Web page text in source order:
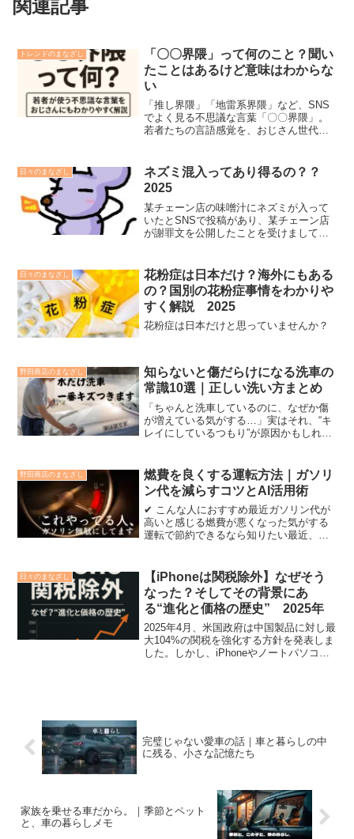
関連記事
トレンドのまなざし
「〇〇界隈」って何のこと？聞い
たことはあるけど意味はわからな
い
「推し界隈」「地雷系界隈」など、SNS
でよく見る不思議な言葉「〇〇界隈」。
若者たちの言語感覚を、おじさん世代に
日々のまなざし
ネズミ混入ってあり得るの？？
2025
某チェーン店の味噌汁にネズミが入って
いたとSNSで投稿があり、某チェーン店
が謝罪文を公開したことを受けまして、
日々のまなざし
花粉症は日本だけ？海外にもある
の？国別の花粉症事情をわかりや
すく解説 2025
花粉症は日本だけと思っていませんか？
野田商店のまなざし
知らないと傷だらけになる洗車の
常識10選｜正しい洗い方まとめ
「ちゃんと洗車しているのに、なぜか傷
が増えている気がする…」実はそれ、“キ
レイにしているつもり”が原因かもしれま
この記事では、車を傷つけてしまう洗車
のNG行動と、その理...
野田商店のまなざし
燃費を良くする運転方法｜ガソリ
ン代を減らすコツとAI活用術
✔ こんな人におすすめ最近ガソリン代が
高いと感じる燃費が悪くなった気がする
運転で節約できるなら知りたい最近、ガ
違和感、ありませんか？実はそれ、車で
はなく運転のクセが原因...
日々のまなざし
【iPhoneは関税除外】なぜそう
なった？そしてその背景にあ
る“進化と価格の歴史” 2025年
2025年4月、米国政府は中国製品に対し最
大104%の関税を強化する方針を発表しま
した。しかし、iPhoneやノートパソコン
完璧じゃない愛車の話｜車と暮らしの中
に残る、小さな記憶たち
家族を乗せる車だから。｜季節とペット
と、車の暮らしメモ